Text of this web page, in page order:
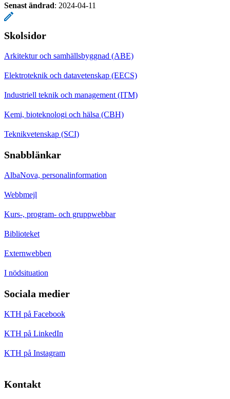
Senast ändrad: 2024-04-11
Skolsidor
Arkitektur och samhällsbyggnad (ABE)
Elektroteknik och datavetenskap (EECS)
Industriell teknik och management (ITM)
Kemi, bioteknologi och hälsa (CBH)
Teknikvetenskap (SCI)
Snabblänkar
AlbaNova, personalinformation
Webbmejl
Kurs-, program- och gruppwebbar
Biblioteket
Externwebben
I nödsituation
Sociala medier
KTH på Facebook
KTH på LinkedIn
KTH på Instagram
Kontakt